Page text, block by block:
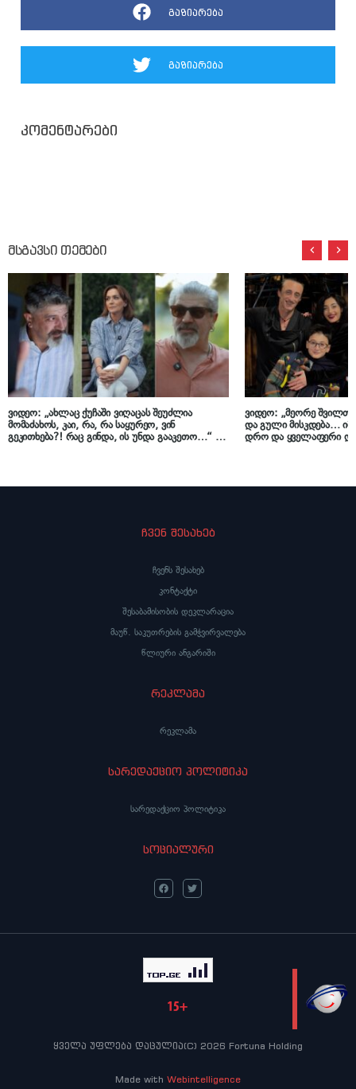
LIVE
გაზიარება
გაზიარება
კომენტარები
მსგავსი თემები
ვიდეო: „ახლაც ქუჩაში ვიღაცას შეუძლია
მომაძახოს, კაი, რა, რა საყურეო, ვინ
გეკითხება?! რაც გინდა, ის უნდა გააკეთო…“ –
ვიდეო: „მეორე
და გული მისკდება…
დრო და ყველაფერი
ჩვენ შესახებ
ჩვენს შესახებ
კონტაქტი
შესაბამისობის დეკლარაცია
მაუწ. საკუთრების გამჭვირვალება
წლიური ანგარიში
რეკლამა
რეკლამა
სარედაქციო პოლიტიკა
სარედაქციო პოლიტიკა
სოციალური
ყველა უფლება დაცულია(C) 2026 Fortuna Holding
Made with Webintelligence